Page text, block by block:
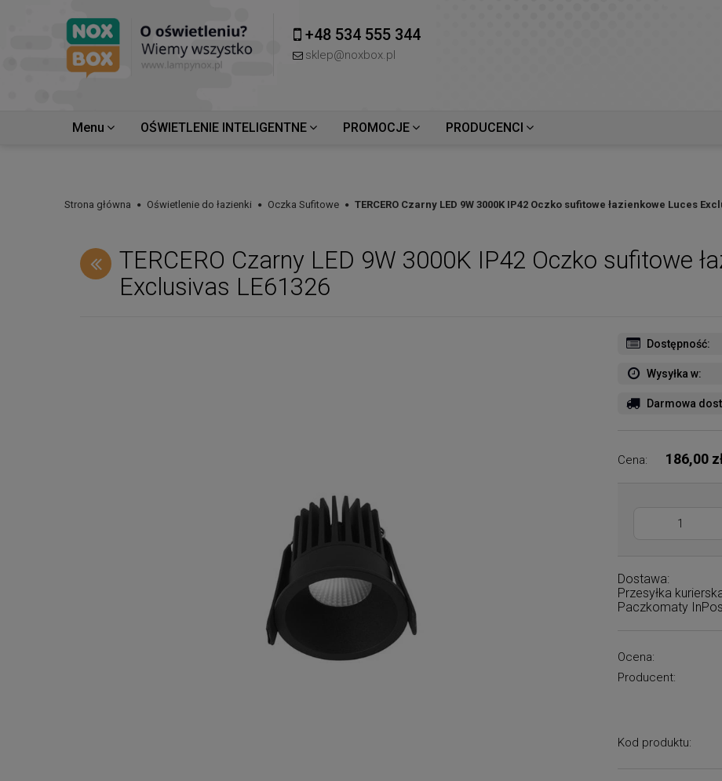
+48 534 555 344
sklep@noxbox.pl
Menu OŚWIETLENIE INTELIGENTNE PROMOCJE PRODUCENCI
Strona główna Oświetlenie do łazienki Oczka Sufitowe TERCERO Czarny LED 9W 3000K IP42 Oczko sufitowe łazienkowe Luces
TERCERO Czarny LED 9W 3000K IP42 Oczko sufitowe
Exclusivas LE61326
Dostępność:
Wysyłka w:
Darmowa
Cena: 186,00
Dostawa:
Przesyłka
Paczkomaty
Ocena:
Producent:
Kod produktu: